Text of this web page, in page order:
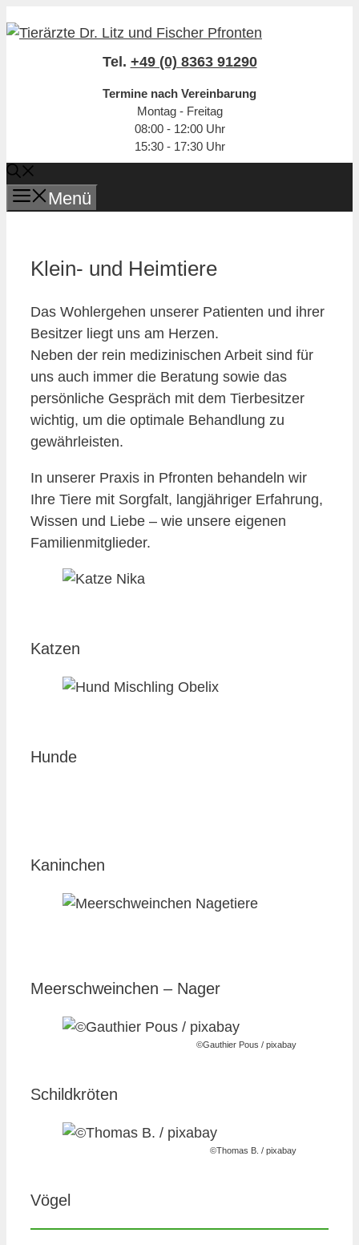
Inhalt
Tel. +49 (0) 8363 91290
Termine nach Vereinbarung
Montag - Freitag
08:00 - 12:00 Uhr
15:30 - 17:30 Uhr
Menü
Klein- und Heimtiere
Das Wohlergehen unserer Patienten und ihrer
Besitzer liegt uns am Herzen.
Neben der rein medizinischen Arbeit sind für
uns auch immer die Beratung sowie das
persönliche Gespräch mit dem Tierbesitzer
wichtig, um die optimale Behandlung zu
gewährleisten.
In unserer Praxis in Pfronten behandeln wir
Ihre Tiere mit Sorgfalt, langjähriger Erfahrung,
Wissen und Liebe – wie unsere eigenen
Familienmitglieder.
Katzen
Hunde
Kaninchen
Meerschweinchen – Nager
©Gauthier Pous / pixabay
Schildkröten
©Thomas B. / pixabay
Vögel